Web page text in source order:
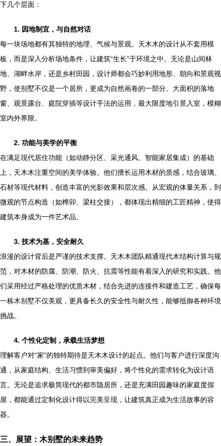
下几个层面：
1. 因地制宜，与自然对话
每一块场地都有其独特的地理、气候与景观。天木木的设计从不套用模
板，而是深入分析场地条件，让建筑“生长”于环境之中。无论是山间林
地、湖畔水岸，还是乡村田园，设计师都会巧妙利用地形、朝向和景观视
野，使别墅不仅是一个居所，更成为自然画卷的一部分。大面积的落地
窗、观景露台、庭院穿插等设计手法的运用，最大限度地引景入室，模糊
室内外界限。
2. 功能与美学的平衡
在满足现代居住功能（如动静分区、采光通风、智能家居集成）的基础
上，天木木注重空间的美学体验。他们擅长运用木材的质感，结合玻璃、
石材等现代材料，创造丰富的光影效果和层次感。从宏观的体量关系，到
微观的节点构造（如榫卯、梁柱交接），都体现出精细的工匠精神，使得
建筑本身成为一件艺术品。
3. 技术为基，安全耐久
浪漫的设计背后是严谨的技术支撑。天木木团队精通现代木结构计算与规
范，对木材的防腐、防潮、防火、抗震等性能有着深入的研究和实践。他
们采用经过严格处理的优质木材，结合先进的连接件和建造工艺，确保每
一栋木别墅不仅美观，更具备长久的安全性与耐久性，能够抵御各种环境
挑战。
4. 个性化定制，承载生活梦想
理解客户对“家”的独特期待是天木木设计的起点。他们与客户进行深度沟
通，从家庭结构、生活习惯到审美偏好，将个性化的需求转化为设计语
言。无论是追求极简现代的都市隐居所，还是充满田园趣味的家庭度假
屋，都能通过定制化设计得以完美呈现，让建筑真正成为生活故事的容
器。
三、展望：木别墅的未来趋势